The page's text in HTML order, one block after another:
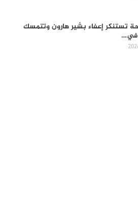
تستنكر إعفاء بشير هارون وتتمسك
في…